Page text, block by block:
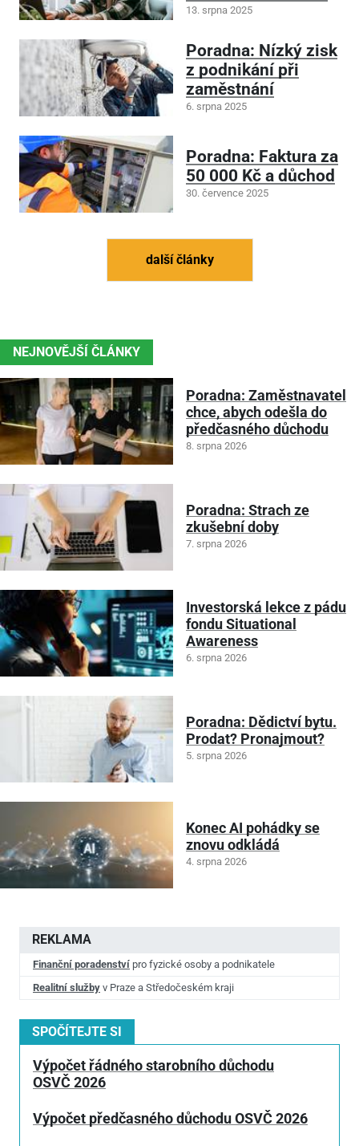
13. srpna 2025
Poradna: Nízký zisk
z podnikání při
zaměstnání
6. srpna 2025
Poradna: Faktura za
50 000 Kč a důchod
30. července 2025
další články
REKLAMA
Finanční poradenství pro fyzické osoby a podnikatele
Realitní služby v Praze a Středočeském kraji
SPOČÍTEJTE SI
Výpočet řádného starobního důchodu
OSVČ 2026
Výpočet předčasného důchodu OSVČ 2026
NEJNOVĚJŠÍ ČLÁNKY
Poradna: Zaměstnavatel
chce, abych odešla do
předčasného důchodu
8. srpna 2026
Poradna: Strach ze
zkušební doby
7. srpna 2026
Investorská lekce z pádu
fondu Situational
Awareness
6. srpna 2026
Poradna: Dědictví bytu.
Prodat? Pronajmout?
5. srpna 2026
Konec AI pohádky se
znovu odkládá
4. srpna 2026